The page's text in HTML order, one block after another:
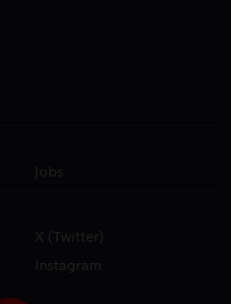
Jobs
X (Twitter)
Instagram